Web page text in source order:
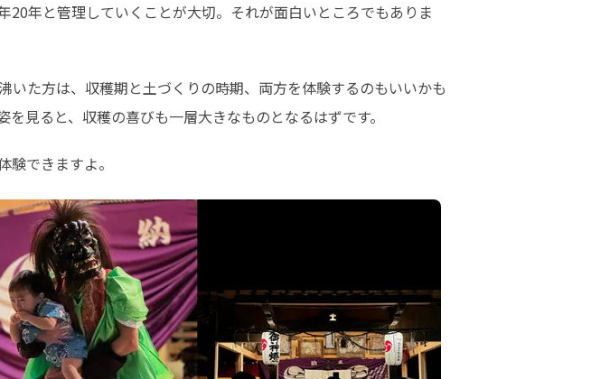
年と管理していくことが大切。それが面白いところでもありま
た方は、収穫期と土づくりの時期、両方を体験するのもいいかも
見ると、収穫の喜びも一層大きなものとなるはずです。
できますよ。